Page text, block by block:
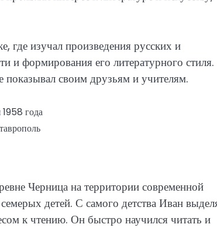
где изучал произведения русских и
и формирования его литературного
своим друзьям и учителям.
года
Черница на территории современной
детей. С самого детства Иван
к чтению. Он быстро научился читать и